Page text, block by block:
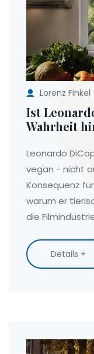
Lorenz Finkel
Ist
Wahrheit
Leonardo
vegan - nicht
Konsequenz
warum er
die
Details +